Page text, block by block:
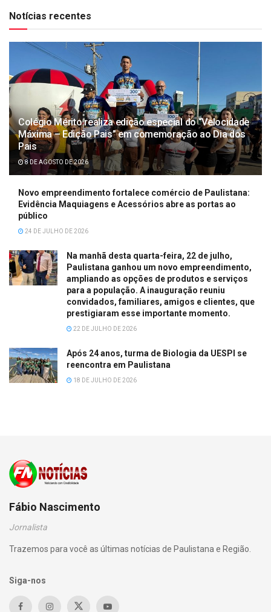
Notícias recentes
Colégio Mérito realiza edição especial do “Velocidade
Máxima – Edição Pais” em comemoração ao Dia dos
Pais
8 DE AGOSTO DE 2026
Novo empreendimento fortalece comércio de Paulistana:
Evidência Maquiagens e Acessórios abre as portas ao
público
24 DE JULHO DE 2026
Na manhã desta quarta-feira, 22 de julho,
Paulistana ganhou um novo empreendimento,
ampliando as opções de produtos e serviços
para a população. A inauguração reuniu
convidados, familiares, amigos e clientes, que
prestigiaram esse importante momento.
22 DE JULHO DE 2026
Após 24 anos, turma de Biologia da UESPI se
reencontra em Paulistana
18 DE JULHO DE 2026
Fábio Nascimento
Jornalista
Trazemos para você as últimas notícias de Paulistana e Região.
Siga-nos